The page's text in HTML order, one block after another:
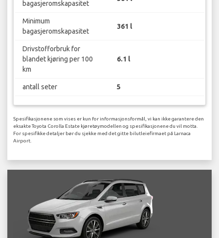
bagasjeromskapasitet
Minimum
bagasjeromskapasitet
361 l
Drivstofforbruk for
blandet kjøring per 100
km
6.1 l
antall seter 5
Spesifikasjonene som vises er kun for informasjonsformål, vi kan ikke garantere den
eksakte Toyota Corolla Estate kjøretøymodellen og spesifikasjonene du vil motta.
For spesifikke detaljer bør du sjekke med det gitte bilutleiefirmaet på Larnaca
Airport.